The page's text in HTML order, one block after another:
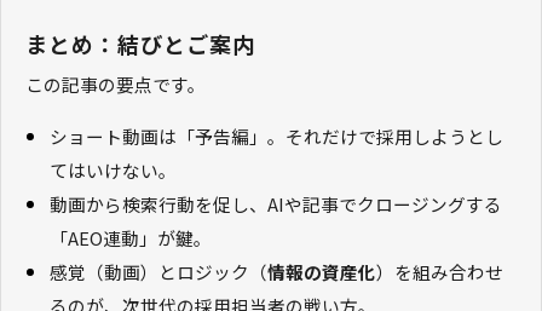
まとめ：結びとご案内
この記事の要点です。
ショート動画は「予告編」。それだけで採用しようとし
てはいけない。
動画から検索行動を促し、AIや記事でクロージングする
「AEO連動」が鍵。
感覚（動画）とロジック（情報の資産化）を組み合わせ
るのが、次世代の採用担当者の戦い方。